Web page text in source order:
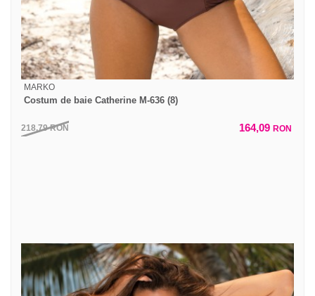
MARKO
Costum de baie Catherine M-636 (8)
218,79RON 164,09 RON